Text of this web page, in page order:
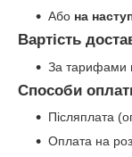
Або на
Вартість
За тарифами
Способи
Післяплата
Оплата на